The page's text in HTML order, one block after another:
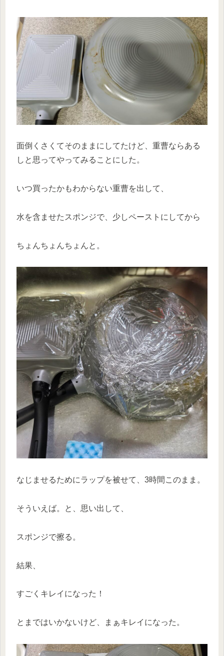
面倒くさくてそのままにしてたけど、重曹ならある
しと思ってやってみることにした。
いつ買ったかもわからない重曹を出して、
水を含ませたスポンジで、少しペーストにしてから
ちょんちょんちょんと。
なじませるためにラップを被せて、3時間このまま。
そういえば。と、思い出して、
スポンジで擦る。
結果、
すごくキレイになった！
とまではいかないけど、まぁキレイになった。